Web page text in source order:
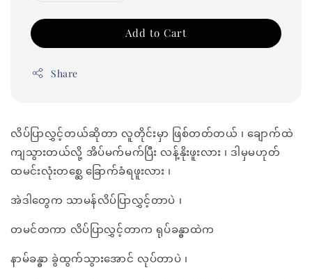
Add to Cart
Share
လိပ်ပြာလွှင့်တယ်ဆိုတာ လူတိုင်းမှာ ဖြစ်တတ်တယ် ၊ ချောက်ထဲ
ကျသွားတယ်လို့ အိပ်မက်မက်ပြီး လန့်နိုးဖူးလား ၊ ဒါမှမဟုတ်
ထမင်းလုံးတစ္ဆေ ခြောက်ခံရဖူးလား ၊
အဲဒါတွေက သာမန်လိပ်ပြာလွှင့်တာပဲ ၊
တမင်တကာ လိပ်ပြာလွှင့်တာက ရုပ်ခန္ဓာထဲက
နာမ်ခန္ဓာ ခွဲထွက်သွားအောင် လုပ်တာပဲ ၊